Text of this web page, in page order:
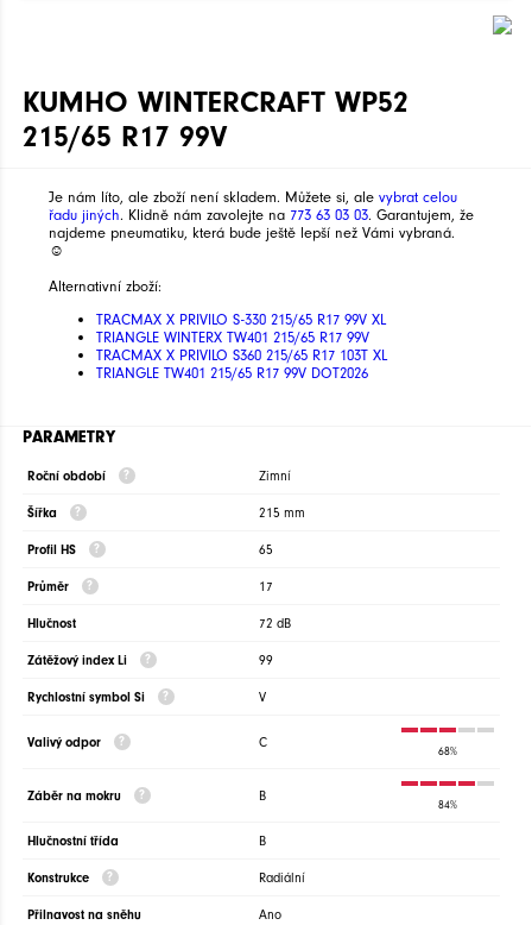
KUMHO WINTERCRAFT WP52
215/65 R17 99V
Je nám líto, ale zboží není skladem. Můžete si, ale vybrat celou
řadu jiných. Klidně nám zavolejte na 773 63 03 03. Garantujem, že
najdeme pneumatiku, která bude ještě lepší než Vámi vybraná.
☺
Alternativní zboží:
TRACMAX X PRIVILO S-330 215/65 R17 99V XL
TRIANGLE WINTERX TW401 215/65 R17 99V
TRACMAX X PRIVILO S360 215/65 R17 103T XL
TRIANGLE TW401 215/65 R17 99V DOT2026
PARAMETRY
Roční období Zimní
Šířka 215 mm
Profil HS 65
Průměr 17
Hlučnost 72 dB
Zátěžový index Li 99
Rychlostní symbol Si V
Valivý odpor C
68%
Záběr na mokru B
84%
Hlučnostní třída B
Konstrukce Radiální
Přilnavost na sněhu Ano